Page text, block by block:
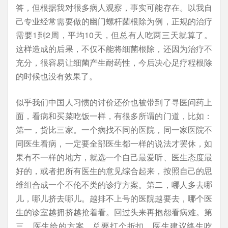
答，但根据我对很多病人观察，事实可能存在。以我自
己专业经常需要做的幽门螺杆菌根除为例，正规的治疗
需要1到2周，平均10天，但总有人吃两三天就算了。
这样造成的后果，不仅不能将细菌根除，还因为治疗不
充分，很容易让细菌产生耐药性，今后决心足疗程根除
的时候也没有效果了。
似乎我们中国人习惯的讨价还价也被带到了寻医问药上
面，看病和买菜吃饭一样，有很多所谓的门道，比如：
第一，货比三家。一个病找不同的医院，同一家医院不
同医生看病，一定要全部医生都一样的说法才罢休，如
果有不一样的地方，就选一个自己最爱听、医生态度最
好的，或者把所有医生的意见综合起来，按照自己的思
维组合成一个不伦不类的诊疗方案。第二，哪人多去哪
儿，哪儿挤去哪儿。越排不上号的医院越要去，哪个医
生的诊室越拥挤越抢着看。回过头来再抱怨看病难。第